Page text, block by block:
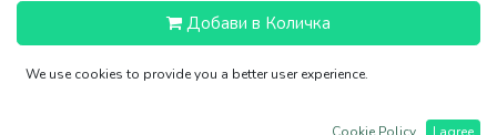
Добави в Количка
We use cookies to provide you a better user experience.